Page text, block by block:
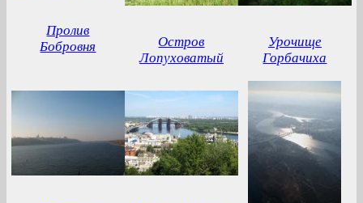
Пролив
Бобровня
Остров
Лопуховатый
Урочище
Горбачиха